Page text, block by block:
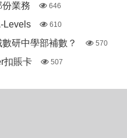
業務 646
Levels 610
研中學部補數？ 570
扣賬卡 507